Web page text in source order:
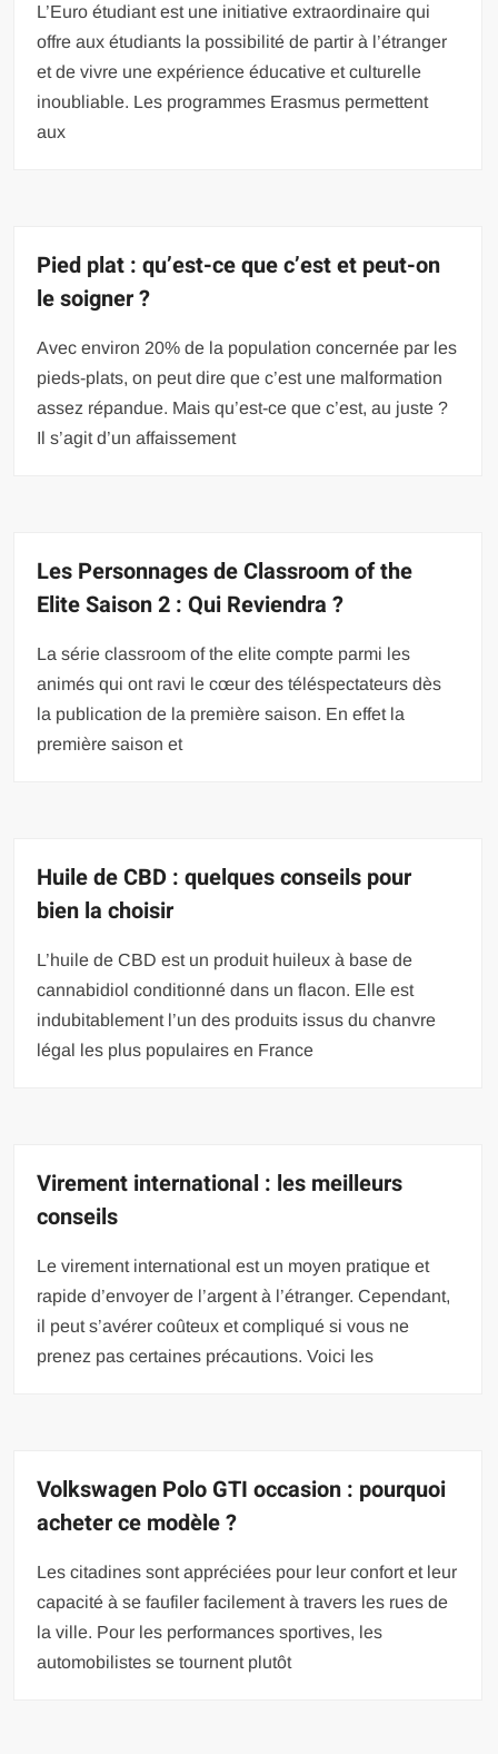
L’Euro étudiant est une initiative extraordinaire qui
offre aux étudiants la possibilité de partir à l’étranger
et de vivre une expérience éducative et culturelle
inoubliable. Les programmes Erasmus permettent
aux
Pied plat : qu’est-ce que c’est et peut-on
le soigner ?
Avec environ 20% de la population concernée par les
pieds-plats, on peut dire que c’est une malformation
assez répandue. Mais qu’est-ce que c’est, au juste ?
Il s’agit d’un affaissement
Les Personnages de Classroom of the
Elite Saison 2 : Qui Reviendra ?
La série classroom of the elite compte parmi les
animés qui ont ravi le cœur des téléspectateurs dès
la publication de la première saison. En effet la
première saison et
Huile de CBD : quelques conseils pour
bien la choisir
L’huile de CBD est un produit huileux à base de
cannabidiol conditionné dans un flacon. Elle est
indubitablement l’un des produits issus du chanvre
légal les plus populaires en France
Virement international : les meilleurs
conseils
Le virement international est un moyen pratique et
rapide d’envoyer de l’argent à l’étranger. Cependant,
il peut s’avérer coûteux et compliqué si vous ne
prenez pas certaines précautions. Voici les
Volkswagen Polo GTI occasion : pourquoi
acheter ce modèle ?
Les citadines sont appréciées pour leur confort et leur
capacité à se faufiler facilement à travers les rues de
la ville. Pour les performances sportives, les
automobilistes se tournent plutôt